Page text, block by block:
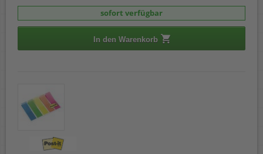
sofort verfügbar
In den Warenkorb